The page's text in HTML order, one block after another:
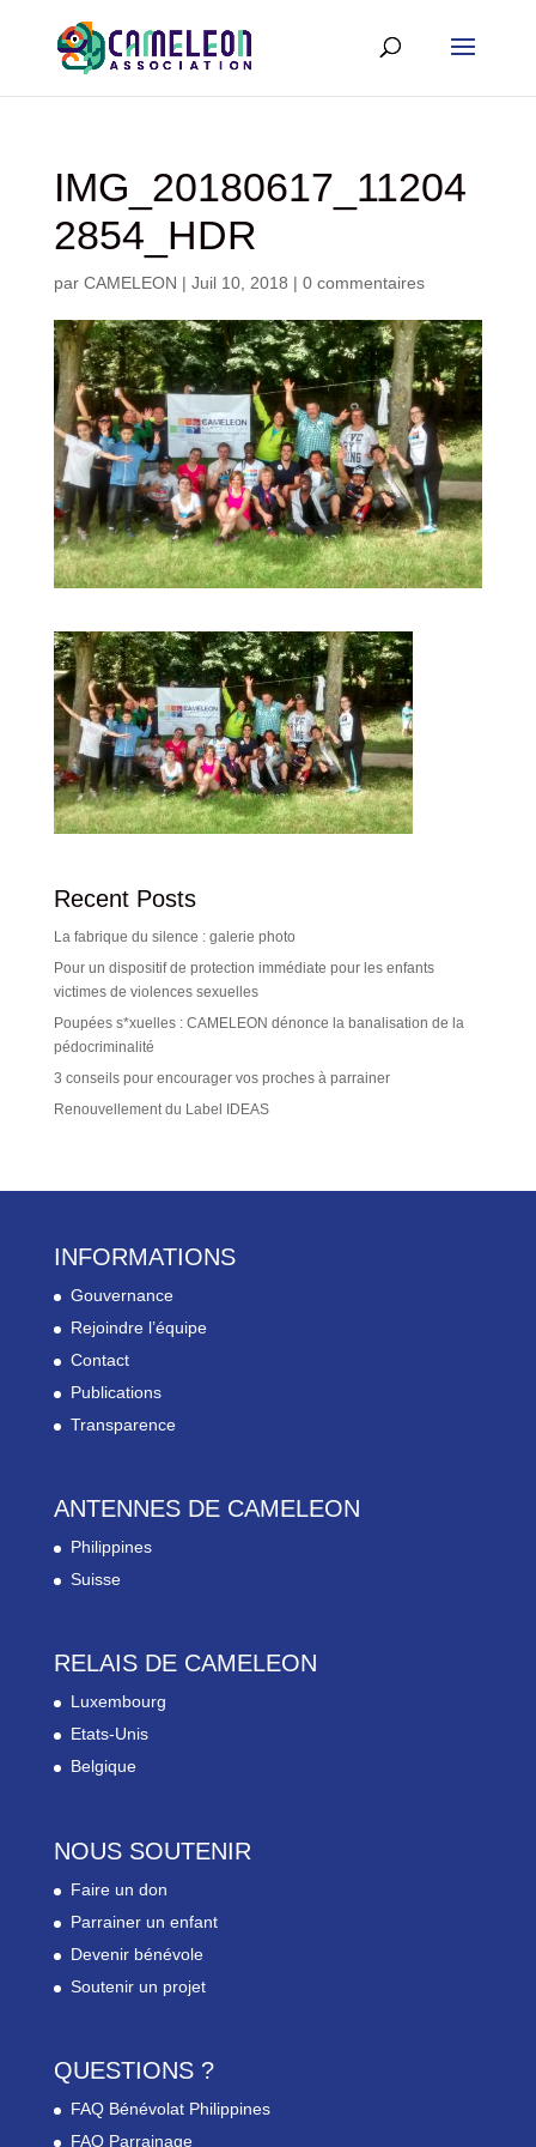
IMG_20180617_11204
2854_HDR
par CAMELEON | Juil 10, 2018 | 0 commentaires
Recent Posts
La fabrique du silence : galerie photo
Pour un dispositif de protection immédiate pour les enfants
victimes de violences sexuelles
Poupées s*xuelles : CAMELEON dénonce la banalisation de la
pédocriminalité
3 conseils pour encourager vos proches à parrainer
Renouvellement du Label IDEAS
INFORMATIONS
Gouvernance
Rejoindre l’équipe
Contact
Publications
Transparence
ANTENNES DE CAMELEON
Philippines
Suisse
RELAIS DE CAMELEON
Luxembourg
Etats-Unis
Belgique
NOUS SOUTENIR
Faire un don
Parrainer un enfant
Devenir bénévole
Soutenir un projet
QUESTIONS ?
FAQ Bénévolat Philippines
FAQ Parrainage